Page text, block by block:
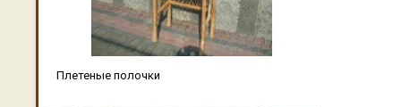
Плетеные полочки